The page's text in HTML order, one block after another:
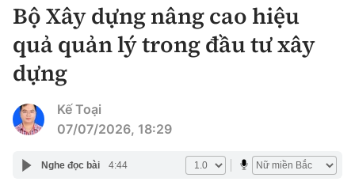
CHUYÊN MỤC
Mới nhất
Thời sự
Bộ Xây dựng nâng cao hiệu
quả quản lý trong đầu tư xây
dựng
Kế Toại
07/07/2026, 18:29
Nghe đọc bài 4:44